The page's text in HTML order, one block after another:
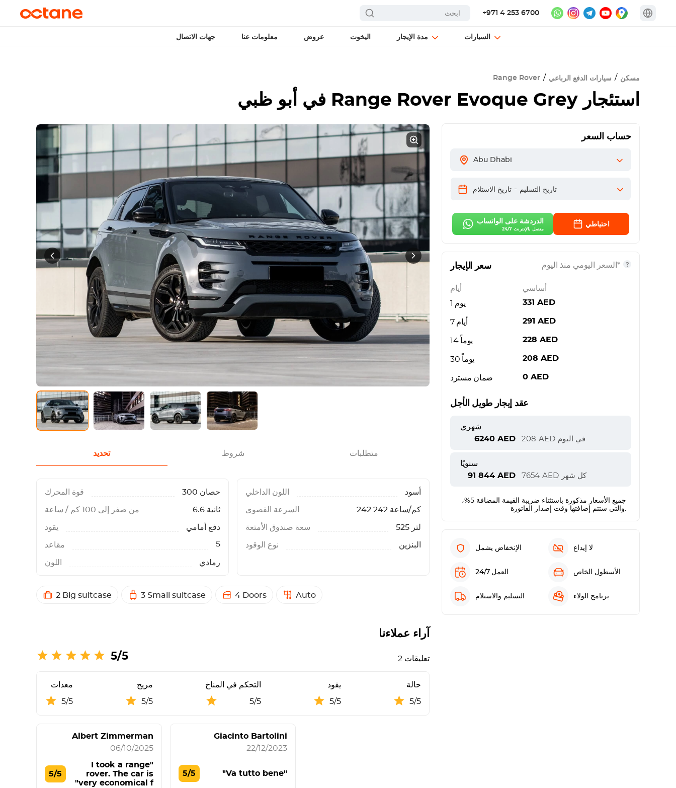
+971 4 253 6700
السيارات مدة الإيجار اليخوت عروض معلومات عنا جهات الاتصال
مسكن سيارات الدفع الرباعي Range Rover
استئجار Range Rover Evoque Grey في أبو ظبي
حساب السعر
Abu Dhabi
تاريخ الاستلام - تاريخ التسليم
الدردشة على الواتساب
متصل بالإنترنت 24/7
احتياطي
سعر الإيجار *السعر اليومي منذ اليوم
أيام
أساسي
يوم 1
331 AED
7 أيام 291 AED
14 يوماً 228 AED
30 يوماً 208 AED
ضمان مسترد 0 AED
عقد إيجار طويل الأجل
شهري
6240 AED 208 AED في اليوم
سنويًا
91 844 AED 7654 AED كل شهر
جميع الأسعار مذكورة باستثناء ضريبة القيمة المضافة 5%،
والتي ستتم إضافتها وقت إصدار الفاتورة.
الإنخفاض يشمل لا إيداع
العمل 24/7 الأسطول الخاص
التسليم والاستلام برنامج الولاء
تحديد شروط متطلبات
قوة المحرك 300 حصان
من صفر إلى 100 كم / ساعة 6.6 ثانية
يقود دفع أمامي
مقاعد 5
اللون رمادي
اللون الداخلي أسود
السرعة القصوى 242 كم/ساعة 242
سعة صندوق الأمتعة 525 لتر
نوع الوقود البنزين
2 Big suitcase 3 Small suitcase 4 Doors Auto
آراء عملاءنا
5/5 2 تعليقات
معدات
5/5
مريح
5/5
التحكم في المناخ
5/5
يقود
5/5
حالة
5/5
Albert Zimmerman
06/10/2025
5/5
"I took a range
rover. The car is
very economical f"
Giacinto Bartolini
22/12/2023
5/5 "Va tutto bene"